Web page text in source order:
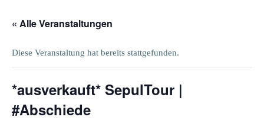
« Alle Veranstaltungen
Diese Veranstaltung hat bereits stattgefunden.
*ausverkauft* SepulTour |
#Abschiede